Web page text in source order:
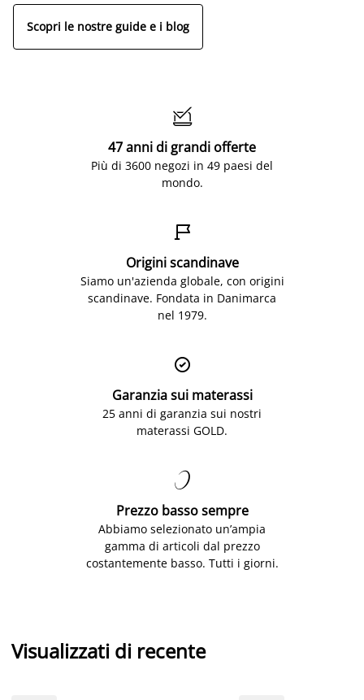
Scopri le nostre guide e i blog

47 anni di grandi offerte
Più di 3600 negozi in 49 paesi del
mondo.

Origini scandinave
Siamo un'azienda globale, con origini
scandinave. Fondata in Danimarca
nel 1979.

Garanzia sui materassi
25 anni di garanzia sui nostri
materassi GOLD.

Prezzo basso sempre
Abbiamo selezionato un’ampia
gamma di articoli dal prezzo
costantemente basso. Tutti i giorni.
Visualizzati di recente